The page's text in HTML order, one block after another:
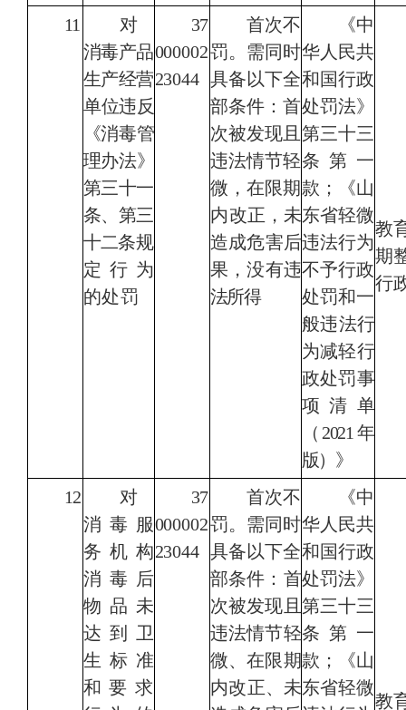
11
对
消毒产品
生产经营
单位违反
《消毒管
理办法》
第三十一
条、第三
十二条规
定行为
的处罚
37
000002
23044
首次不
罚。需同时
具备以下全
部条件： 首
次被发现且
违法情节轻
微，在限期
内改正，未
造成危害后
果，没有违
法所得
《中
华人民共
和国行政
处罚法》
第三十三
条第一
款；
《山
东省轻微
违法行为
不予行政
处罚和一
般违法行
为减轻行
政处罚事
项清单
（2021 年
版）》
教
期
行
12
对
消毒服
务机构
消毒后
物品未
达到卫
生标准
和要求
37
000002
23044
首次不
罚。需同时
具备以下全
部条件： 首
次被发现且
违法情节轻
微、在限期
内改正、未
《中
华人民共
和国行政
处罚法》
第三十三
条第一
款；
《山
东省轻微
教